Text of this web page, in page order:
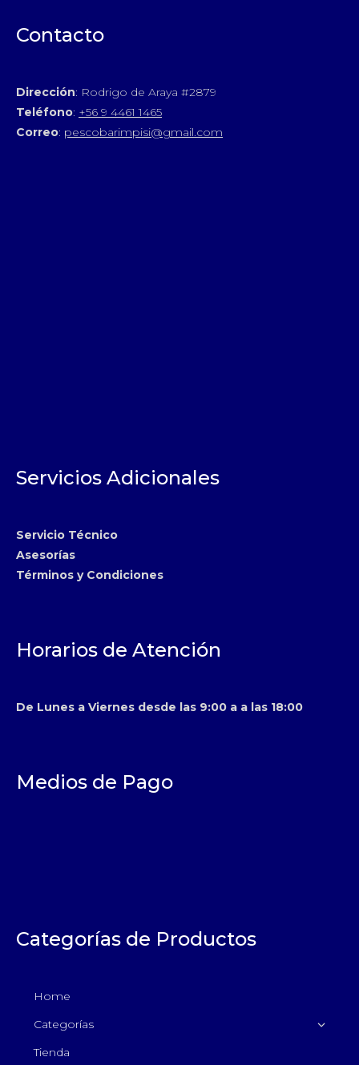
Contacto
Dirección: Rodrigo de Araya #2879
Teléfono: +56 9 4461 1465
Correo: pescobarimpisi@gmail.com
Servicios Adicionales
Servicio Técnico
Asesorías
Términos y Condiciones
Horarios de Atención
De Lunes a Viernes desde las 9:00 a a las 18:00
Medios de Pago
Categorías de Productos
Home
Categorías
Tienda